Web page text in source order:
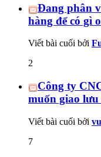
Đang phân
hàng để có gì
Viết bài cuối bởi
2
Công ty
muốn giao lưu
Viết bài cuối bởi
7